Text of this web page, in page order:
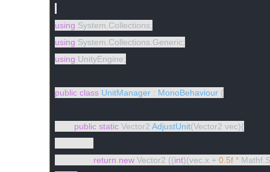
using
using
using UnityEngine;
public class UnitManager : MonoBehaviour {
public static Vector2 AdjustUnit(Vector2 vec){
return new Vector2 ((int)(vec.x + 0.5f *